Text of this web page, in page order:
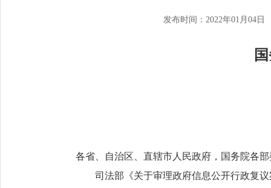
发布时间：2022年01月04日
各省、自治区、直辖市人民政府，国务院各
司法部《关于审理政府信息公开行政复